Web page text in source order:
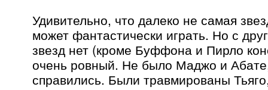
Удивительно, что далеко не самая
может фантастически играть. Но с
звезд нет (кроме Буффона и Пирло
очень ровный. Не было Маджо и
справились. Были травмированы